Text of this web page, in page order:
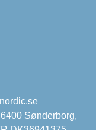
Sønderborg,